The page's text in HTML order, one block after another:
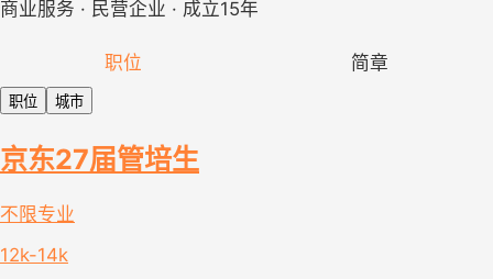
商业服务 · 民营企业 · 成立15年
职位 简章
职位 城市
京东27届管培生
不限专业
12k-14k